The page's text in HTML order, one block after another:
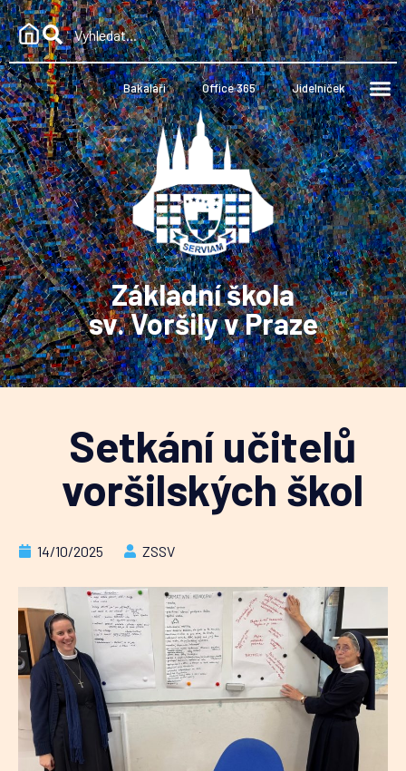
Bakaláři Office 365 Jídelníček
Základní škola
sv. Voršily v Praze
Setkání učitelů
voršilských škol
14/10/2025 ZSSV